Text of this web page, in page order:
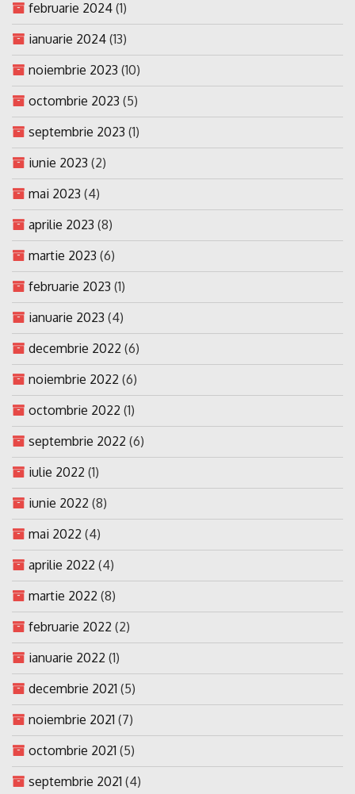
februarie 2024 (1)
ianuarie 2024 (13)
noiembrie 2023 (10)
octombrie 2023 (5)
septembrie 2023 (1)
iunie 2023 (2)
mai 2023 (4)
aprilie 2023 (8)
martie 2023 (6)
februarie 2023 (1)
ianuarie 2023 (4)
decembrie 2022 (6)
noiembrie 2022 (6)
octombrie 2022 (1)
septembrie 2022 (6)
iulie 2022 (1)
iunie 2022 (8)
mai 2022 (4)
aprilie 2022 (4)
martie 2022 (8)
februarie 2022 (2)
ianuarie 2022 (1)
decembrie 2021 (5)
noiembrie 2021 (7)
octombrie 2021 (5)
septembrie 2021 (4)